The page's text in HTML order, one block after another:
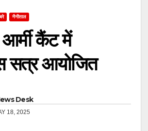
नैनीताल
आर्मी कैंट में
सत्र आयोजित
Desk
18, 2025